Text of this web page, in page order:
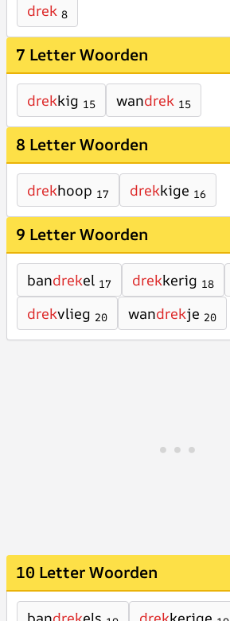
drek 8
7 Letter Woorden
drekkig 15 wandrek 15
8 Letter Woorden
drekhoop 17 drekkige 16
9 Letter Woorden
bandrekel 17 drekkerig 18
drekvlieg 20 wandrekje 20
10 Letter Woorden